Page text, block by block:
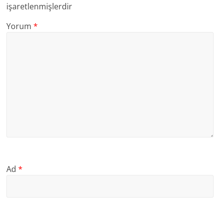
işaretlenmişlerdir
Yorum*
Ad*